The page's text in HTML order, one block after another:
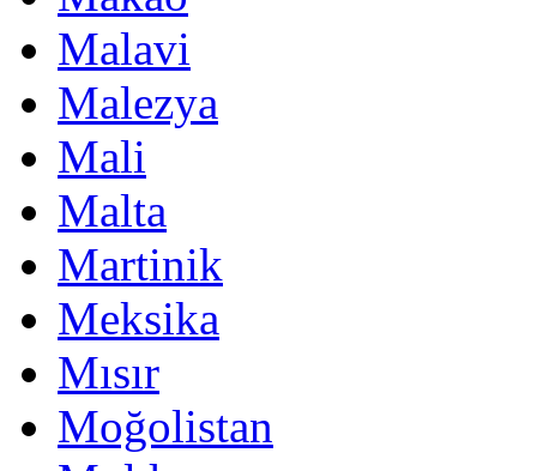
Malavi
Malezya
Mali
Malta
Martinik
Meksika
Mısır
Moğolistan